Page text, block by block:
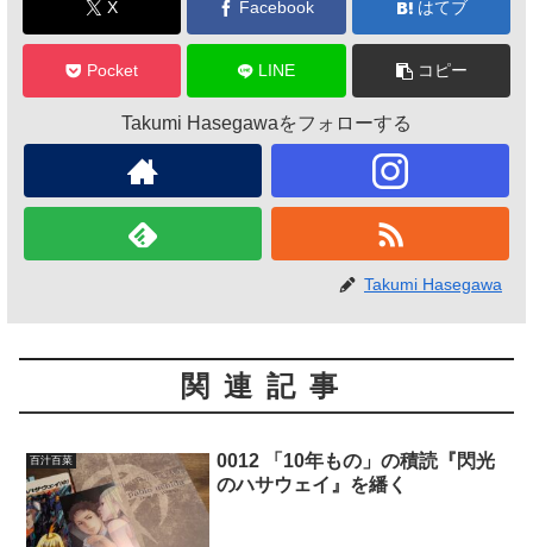
X Facebook はてブ
Pocket LINE コピー
Takumi Hasegawaをフォローする
Takumi Hasegawa
関連記事
百汁百菜
0012 「10年もの」の積読『閃光
のハサウェイ』を繙く